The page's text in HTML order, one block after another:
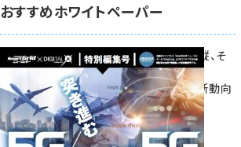
おすすめホワイトペーパー
環境対策、建機の遠隔操縦、そ
して医療。
次世代通信規格「5G」最新動向
をこの1冊で学ぶ
SmartGrid ニューズレター ×
DIGITAL X 特別編集号 2022